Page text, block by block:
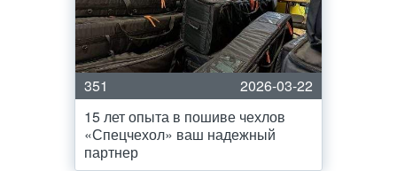
351
2026-03-22
15 лет опыта в пошиве чехлов
«Спецчехол» ваш надежный
партнер